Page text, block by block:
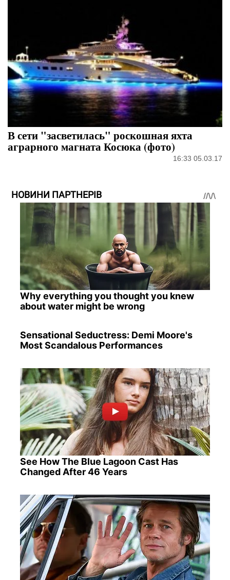
В сети "засветилась" роскошная яхта
аграрного магната Косюка (фото)
16:33 05.03.17
НОВИНИ ПАРТНЕРІВ
Why everything you thought you knew
about water might be wrong
Sensational Seductress: Demi Moore's
Most Scandalous Performances
See How The Blue Lagoon Cast Has
Changed After 46 Years